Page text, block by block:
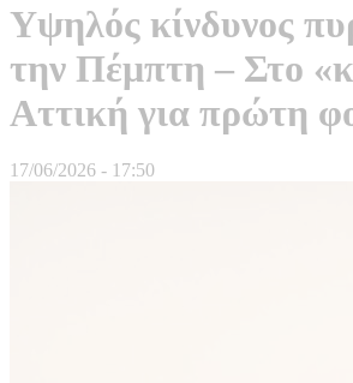
Υψηλός κίνδυνος
την Πέμπτη – Στο
Αττική για πρώτη
17/06/2026 - 17:50